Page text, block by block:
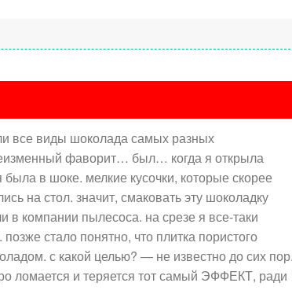
все виды шоколада самых разных
фаворит… был… когда я открыла
в шоке. мелкие кусочки, которые скорее
на стол. значит, смаковать эту шоколадку
в компании пылесоса. на срезе я все-таки
стало понятно, что плитка пористого
с какой целью? — не известно до сих пор.
ломается и теряется тот самый ЭФФЕКТ, ради
Добавить отзыв